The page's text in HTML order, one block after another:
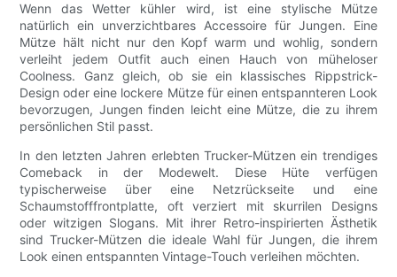
Wenn das Wetter kühler wird, ist eine stylische Mütze
natürlich ein unverzichtbares Accessoire für Jungen. Eine
Mütze hält nicht nur den Kopf warm und wohlig, sondern
verleiht jedem Outfit auch einen Hauch von müheloser
Coolness. Ganz gleich, ob sie ein klassisches Rippstrick-
Design oder eine lockere Mütze für einen entspannteren Look
bevorzugen, Jungen finden leicht eine Mütze, die zu ihrem
persönlichen Stil passt.
In den letzten Jahren erlebten Trucker-Mützen ein trendiges
Comeback in der Modewelt. Diese Hüte verfügen
typischerweise über eine Netzrückseite und eine
Schaumstofffrontplatte, oft verziert mit skurrilen Designs
oder witzigen Slogans. Mit ihrer Retro-inspirierten Ästhetik
sind Trucker-Mützen die ideale Wahl für Jungen, die ihrem
Look einen entspannten Vintage-Touch verleihen möchten.